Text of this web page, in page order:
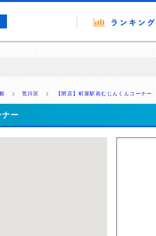
供を行っています。
荒川区 【閉店】町屋駅前むじんくんコーナー
ー